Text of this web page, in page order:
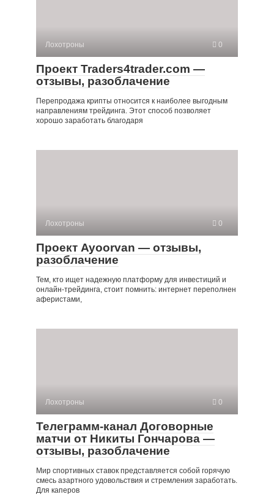
Лохотроны 0
Проект Traders4trader.com —
отзывы, разоблачение
Перепродажа крипты относится к наиболее выгодным
направлениям трейдинга. Этот способ позволяет
хорошо заработать благодаря
Лохотроны 0
Проект Ayoorvan — отзывы,
разоблачение
Тем, кто ищет надежную платформу для инвестиций и
онлайн-трейдинга, стоит помнить: интернет переполнен
аферистами,
Лохотроны 0
Телеграмм-канал Договорные
матчи от Никиты Гончарова —
отзывы, разоблачение
Мир спортивных ставок представляется собой горячую
смесь азартного удовольствия и стремления заработать.
Для каперов